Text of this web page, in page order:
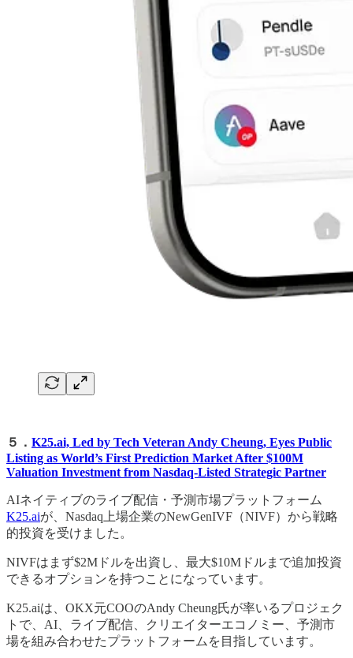
５． K25.ai, Led by Tech Veteran Andy Cheung, Eyes Public
Listing as World’s First Prediction Market After $100M
Valuation Investment from Nasdaq-Listed Strategic Partner
AIネイティブのライブ配信・予測市場プラットフォーム
K25.aiが、Nasdaq上場企業のNewGenIVF（NIVF）から戦略
的投資を受けました。
NIVFはまず$2Mドルを出資し、最大$10Mドルまで追加投資
できるオプションを持つことになっています。
K25.aiは、OKX元COOのAndy Cheung氏が率いるプロジェク
トで、AI、ライブ配信、クリエイターエコノミー、予測市
場を組み合わせたプラットフォームを目指しています。